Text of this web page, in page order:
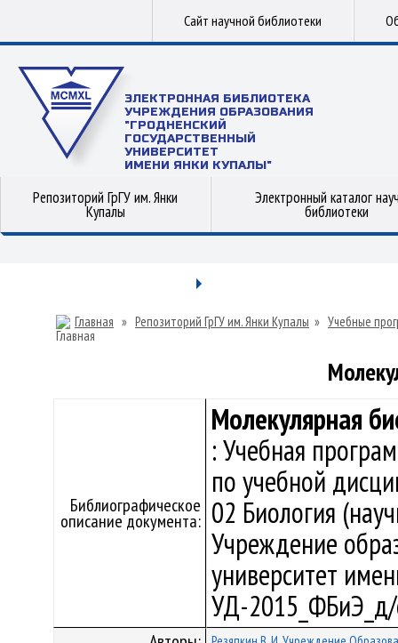
Сайт научной библиотеки
ЭЛЕКТРОННАЯ БИБЛИОТЕКА
УЧРЕЖДЕНИЯ ОБРАЗОВАНИЯ
"ГРОДНЕНСКИЙ
ГОСУДАРСТВЕННЫЙ
УНИВЕРСИТЕТ
ИМЕНИ ЯНКИ КУПАЛЫ"
Репозиторий ГрГУ им. Янки
Купалы
Электронный каталог
библиотеки
Главная » Репозиторий ГрГУ им. Янки Купалы » Учебные
Библиографическое
описание документа:
Молекулярная
: Учебная
по учебной
02 Биология
Учреждение
университет
УД-